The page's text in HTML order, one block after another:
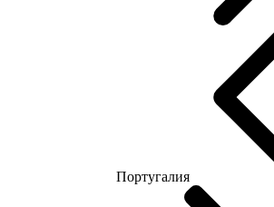
Португалия